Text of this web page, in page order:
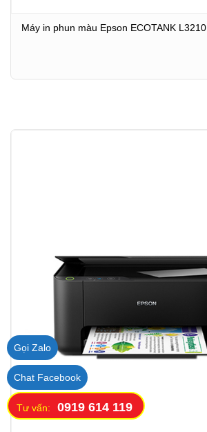
Máy in phun màu Epson ECOTANK L3210
Gọi Zalo
Chat Facebook
Tư vấn: 0919 614 119